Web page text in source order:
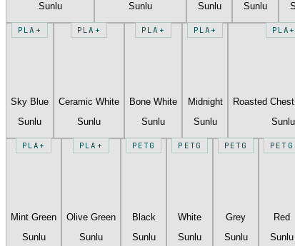
Sunlu
Sunlu
Sunlu
Sunlu
PLA+
Sky Blue
Sunlu
PLA+
Ceramic White
Sunlu
PLA+
Bone White
Sunlu
PLA+
Midnight
Sunlu
PLA+
Roasted
Sunlu
PLA+
Mint Green
Sunlu
PLA+
Olive Green
Sunlu
PETG
Black
Sunlu
PETG
White
Sunlu
PETG
Grey
Sunlu
PETG
Red
Sunlu